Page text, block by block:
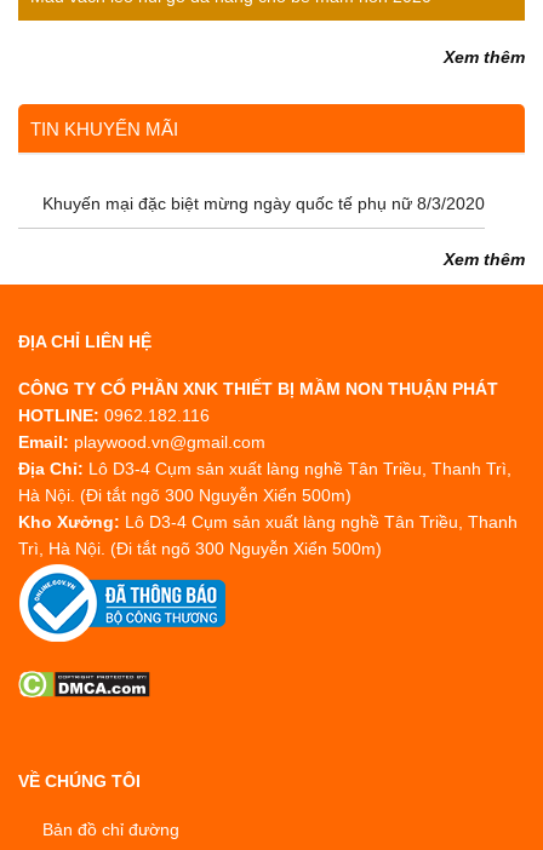
Xem thêm
TIN KHUYẾN MÃI
Khuyến mại đặc biệt mừng ngày quốc tế phụ nữ 8/3/2020
Xem thêm
ĐỊA CHỈ LIÊN HỆ
CÔNG TY CỔ PHẦN XNK THIẾT BỊ MẦM NON THUẬN PHÁT
HOTLINE: 0962.182.116
Email: playwood.vn@gmail.com
Địa Chỉ: Lô D3-4 Cụm sản xuất làng nghề Tân Triều, Thanh Trì,
Hà Nội. (Đi tắt ngõ 300 Nguyễn Xiển 500m)
Kho Xưởng: Lô D3-4 Cụm sản xuất làng nghề Tân Triều, Thanh
Trì, Hà Nội. (Đi tắt ngõ 300 Nguyễn Xiển 500m)
VỀ CHÚNG TÔI
Bản đồ chỉ đường